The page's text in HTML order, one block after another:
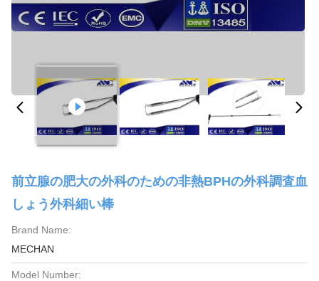
前立腺の肥大の外科のための非熱BPHの外科調査血
しょう外科細い棒
Brand Name:
MECHAN
Model Number: